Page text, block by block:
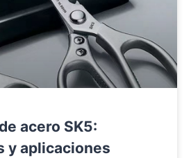
acero SK5:
y aplicaciones